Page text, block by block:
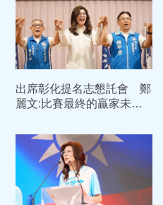
出席彰化提名志懇託會 鄭
麗文:比賽最終的贏家未必